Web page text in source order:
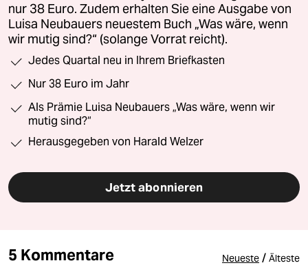
nur 38 Euro. Zudem erhalten Sie eine Ausgabe von
Luisa Neubauers neuestem Buch „Was wäre, wenn
wir mutig sind?“ (solange Vorrat reicht).
Jedes Quartal neu in Ihrem Briefkasten
Nur 38 Euro im Jahr
Als Prämie Luisa Neubauers „Was wäre, wenn wir
mutig sind?“
Herausgegeben von Harald Welzer
Jetzt abonnieren
5 Kommentare Neueste / Älteste